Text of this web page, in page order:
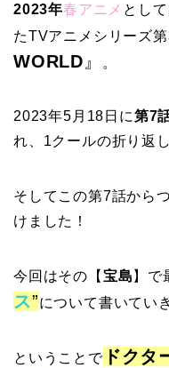
2023年春アニメ とし
たTVアニメシリーズ
WORLD 』 。
2023年5月18日に第7
れ、1クールの折り返
そしてこの第7話から
けました！
今回はその【 宝島 】で
ス”について書いてい
ということでドクタ